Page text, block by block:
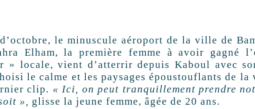
le minuscule aéroport de la ville de
Elham, la première femme à avoir gagné
» locale, vient d’atterrir depuis Kaboul avec
le calme et les paysages époustouflants de la
clip. « Ici, on peut tranquillement prendre
», glisse la jeune femme, âgée de 20 ans.